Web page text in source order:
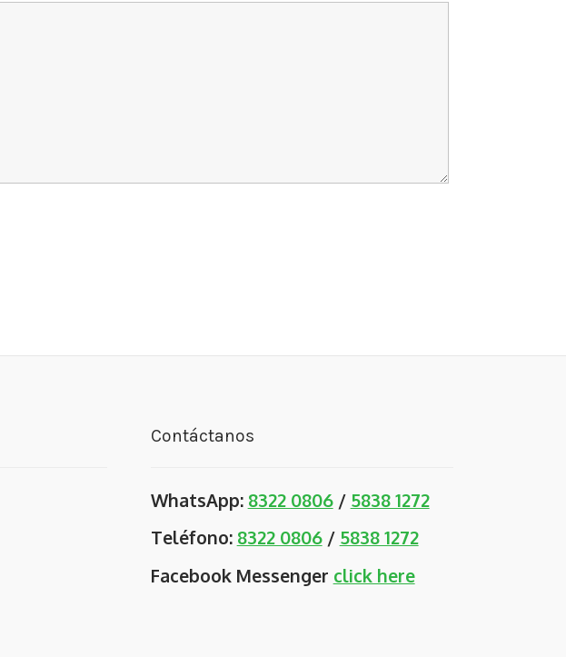
Contáctanos
WhatsApp: 8322 0806/ 5838 1272
Teléfono: 8322 0806/ 5838 1272
Facebook Messenger click here